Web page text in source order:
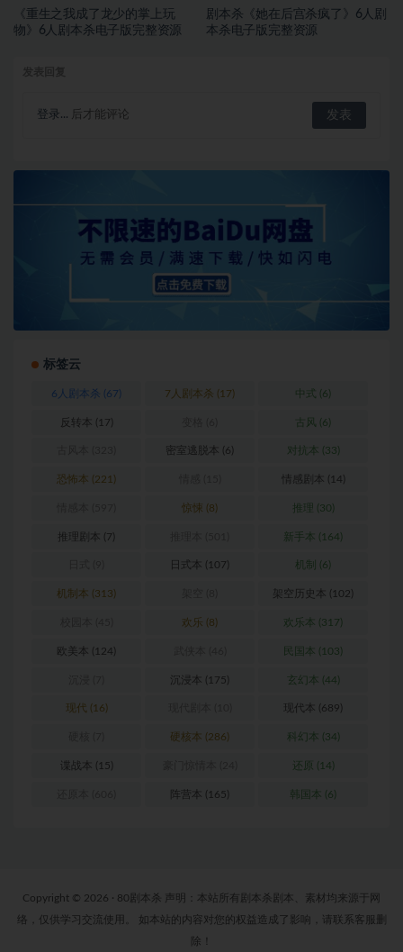
《重生之我成了龙少的掌上玩
物》6人剧本杀电子版完整资源
剧本杀《她在后宫杀疯了》6人剧
本杀电子版完整资源
登录... 后才能评论
标签云
6人剧本杀 (67) 7人剧本杀 (17) 中式 (6)
反转本 (17) 古风 (6)
密室逃脱本 (6) 对抗本 (33)
恐怖本 (221) 情感剧本 (14)
惊悚 (8) 推理 (30)
推理剧本 (7) 新手本 (164)
日式本 (107) 机制 (6)
机制本 (313) 架空历史本 (102)
欢乐 (8) 欢乐本 (317)
欧美本 (124) 民国本 (103)
沉浸本 (175) 玄幻本 (44)
现代 (16) 现代本 (689)
硬核本 (286) 科幻本 (34)
谍战本 (15) 还原 (14)
阵营本 (165) 韩国本 (6)
Copyright © 2026 · 80剧本杀 声明：本站所有剧本杀剧本、素材均来源于网
络，仅供学习交流使用。 如本站的内容对您的权益造成了影响，请联系客服删
除！